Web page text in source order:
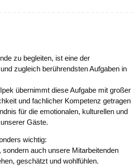
zu begleiten, ist eine der
zugleich berührendsten Aufgaben in
übernimmt diese Aufgabe mit großer
und fachlicher Kompetenz getragen
für die emotionalen, kulturellen und
Gäste.
wichtig:
auch unsere Mitarbeitenden
geschätzt und wohlfühlen.